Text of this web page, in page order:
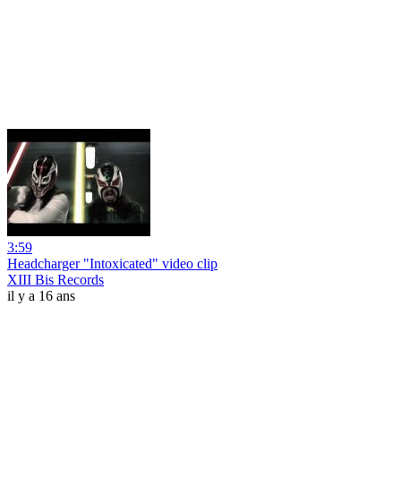
3:59
Headcharger "Intoxicated" video clip
XIII Bis Records
il y a 16 ans